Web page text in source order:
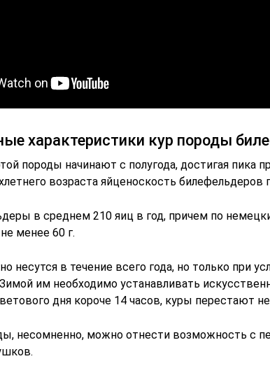
характеристики кур породы
породы начинают с полугода, достигая пика
возраста яйценоскость билефельдеров
в среднем 210 яиц в год, причем по
менее 60 г.
несутся в течение всего года, но только при
им необходимо устанавливать
дня короче 14 часов, куры перестают
несомненно, можно отнести возможность с